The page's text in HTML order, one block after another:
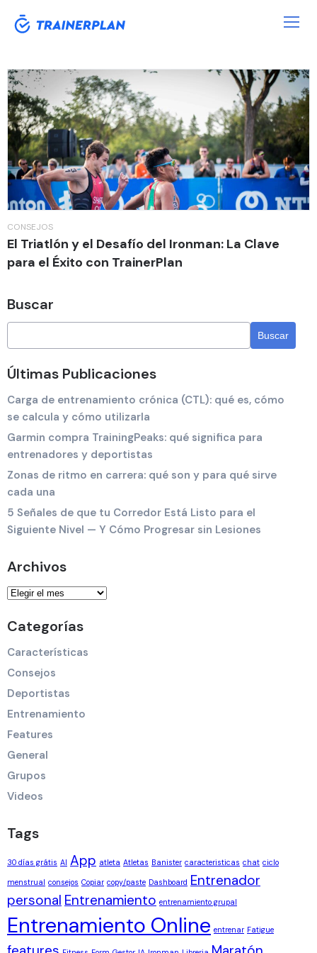
Etiqueta:Triátlon
CONSEJOS
El Triatlón y el Desafío del Ironman: La Clave
para el Éxito con TrainerPlan
Buscar
Últimas Publicaciones
Carga de entrenamiento crónica (CTL): qué es, cómo
se calcula y cómo utilizarla
Garmin compra TrainingPeaks: qué significa para
entrenadores y deportistas
Zonas de ritmo en carrera: qué son y para qué sirve
cada una
5 Señales de que tu Corredor Está Listo para el
Siguiente Nivel — Y Cómo Progresar sin Lesiones
Archivos
Categorías
Características
Consejos
Deportistas
Entrenamiento
Features
General
Grupos
Videos
Tags
30 días grátis AI App atleta Atletas Banister caracteristicas chat ciclo
menstrual consejos Copiar copy/paste Dashboard Entrenador
personal Entrenamiento entrenamiento grupal
Entrenamiento Online entrenar Fatigue